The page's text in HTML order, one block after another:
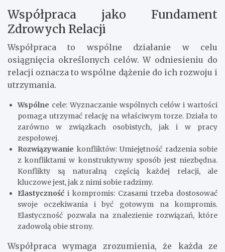
Współpraca jako Fundament
Zdrowych Relacji
Współpraca to wspólne działanie w celu
osiągnięcia określonych celów. W odniesieniu do
relacji oznacza to wspólne dążenie do ich rozwoju i
utrzymania.
Wspólne cele: Wyznaczanie wspólnych celów i wartości
pomaga utrzymać relację na właściwym torze. Działa to
zarówno w związkach osobistych, jak i w pracy
zespołowej.
Rozwiązywanie konfliktów: Umiejętność radzenia sobie
z konfliktami w konstruktywny sposób jest niezbędna.
Konflikty są naturalną częścią każdej relacji, ale
kluczowe jest, jak z nimi sobie radzimy.
Elastyczność i kompromis: Czasami trzeba dostosować
swoje oczekiwania i być gotowym na kompromis.
Elastyczność pozwala na znalezienie rozwiązań, które
zadowolą obie strony.
Współpraca wymaga zrozumienia, że każda ze